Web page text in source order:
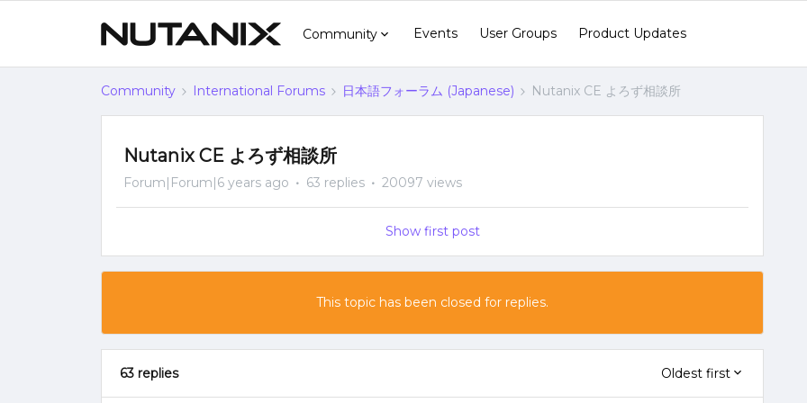
Community Events User Groups Product Updates
Community International Forums 日本語フォーラム (Japanese) Nutanix CE よろず相談所
Nutanix CE よろず相談所
Forum|Forum|6 years ago 63 replies 20097 views
Show first post
This topic has been closed for replies.
63 replies Oldest first